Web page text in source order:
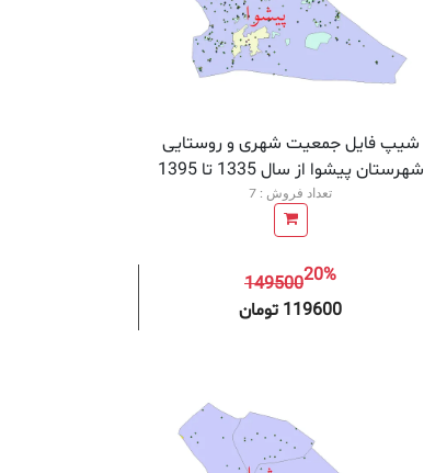
شیپ فایل جمعیت شهری و روستایی
شهرستان پیشوا از سال 1335 تا 1395
تعداد فروش : 7
14950020%
119600 تومان